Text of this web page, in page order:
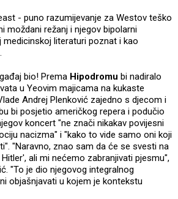
- puno razumijevanje za Westov teško
moždani režanj i njegov bipolarni
literaturi poznat i kao
bio! Prema Hipodromu bi nadiralo
u Yeovim majicama na kukaste
Andrej Plenković zajedno s djecom i
bi posjetio američkog repera i podučio
koncert "ne znači nikakav povijesni
nacizma" i "kako to vide samo oni koji
"Naravno, znao sam da će se svesti na
ali mi nećemo zabranjivati pjesmu",
"To je dio njegovog integralnog
objašnjavati u kojem je kontekstu